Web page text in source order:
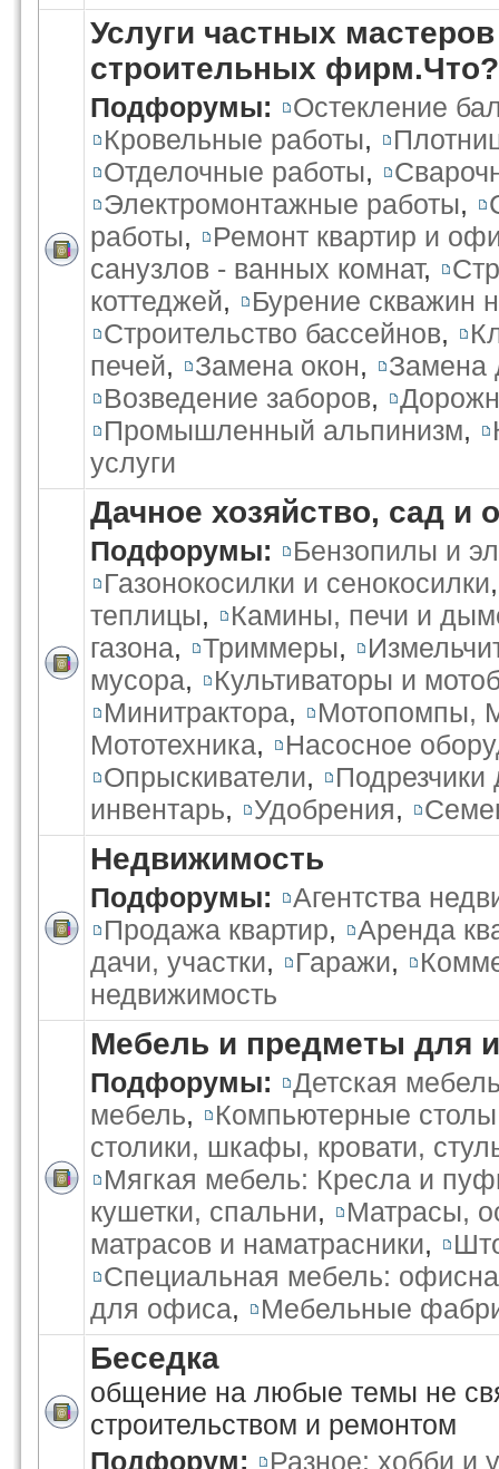
Услуги частных
строительных
Подфорумы:
Остекление
Кровельные работы,
Отделочные работы,
Электромонтажные работы,
работы,
Ремонт квартир и
санузлов - ванных комнат,
коттеджей,
Бурение скважин
Строительство бассейнов,
печей, Замена окон,
Замена
Возведение заборов,
Промышленный альпинизм,
услуги
Дачное хозяйство, сад и
Подфорумы:
Бензопилы и
Газонокосилки и сенокосилки
теплицы,
Камины, печи и
газона, Триммеры,
мусора,
Культиваторы и
Минитрактора,
Мотопомпы,
Мототехника,
Насосное
Опрыскиватели,
Подрезчики
инвентарь, Удобрения,
Недвижимость
Подфорумы:
Агентства
Продажа квартир,
Аренда
дачи, участки, Гаражи,
недвижимость
Мебель и предметы для
Подфорумы:
Детская
мебель, Компьютерные столы
столики, шкафы, кровати,
Мягкая мебель: Кресла и
кушетки, спальни,
Матрасы,
матрасов и наматрасники,
Специальная мебель:
для офиса, Мебельные
Беседка
общение на любые темы не
строительством и ремонтом
Подфорум:
Разное: хобби и